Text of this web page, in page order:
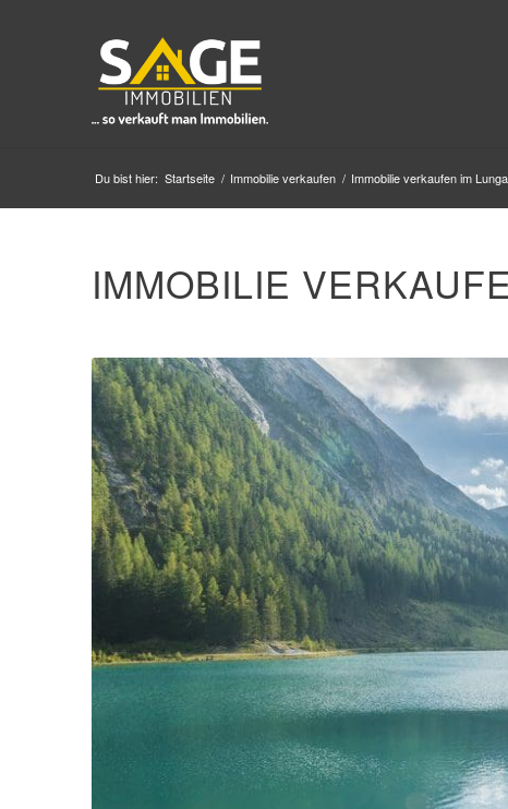
Du bist hier: Startseite / Immobilie verkaufen / Immobilie verkaufen im
IMMOBILIE